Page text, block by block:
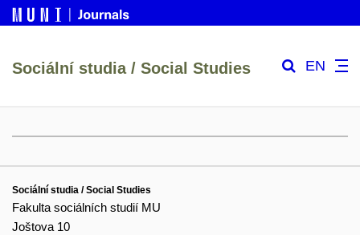
Sociální studia / Social Studies EN
Sociální studia / Social Studies
Fakulta sociálních studií MU
Joštova 10